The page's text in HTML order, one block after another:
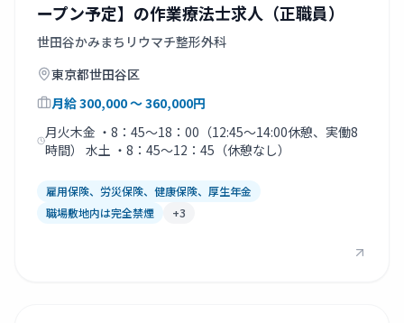
ープン予定】の作業療法士求人（正職員）
世田谷かみまちリウマチ整形外科
東京都世田谷区
月給300,000〜 360,000円
月火木金 ・8：45～18：00（12:45～14:00休憩、実働8
時間） 水土 ・8：45～12：45（休憩なし）
雇用保険、労災保険、健康保険、厚生年金
職場敷地内は完全禁煙
+3